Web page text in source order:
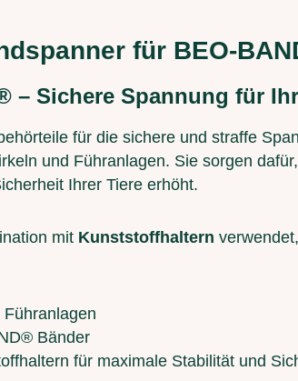
für BEO-
– Sichere Spannung für
für die sichere und straffe
und Führanlagen. Sie sorgen
Ihrer Tiere erhöht.
mit Kunststoffhaltern
Bänder
für maximale Stabilität und